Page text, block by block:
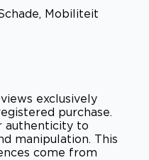
Mobiliteit
exclusively
purchase.
authenticity to
manipulation. This
come from